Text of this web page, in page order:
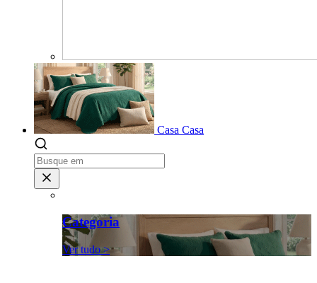
Casa Casa
Categoria
Ver tudo >